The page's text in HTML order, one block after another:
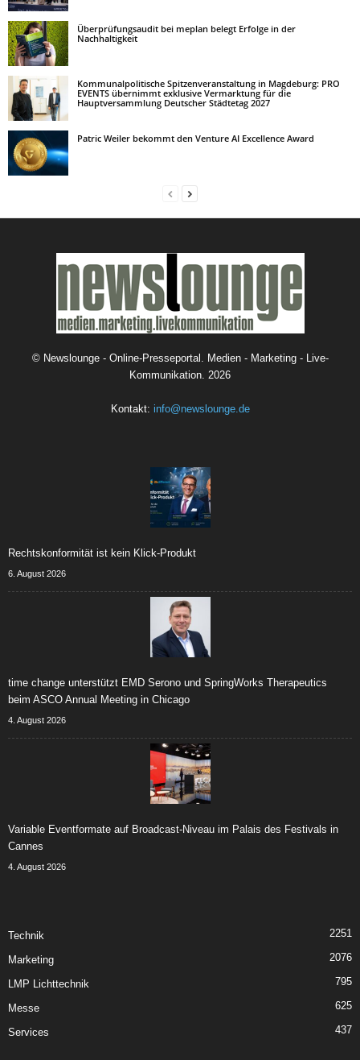
Überprüfungsaudit bei meplan belegt Erfolge in der
Nachhaltigkeit
Kommunalpolitische Spitzenveranstaltung in Magdeburg: PRO
EVENTS übernimmt exklusive Vermarktung für die
Hauptversammlung Deutscher Städtetag 2027
Patric Weiler bekommt den Venture AI Excellence Award
© Newslounge - Online-Presseportal. Medien - Marketing - Live-
Kommunikation. 2026
Kontakt: info@newslounge.de
Rechtskonformität ist kein Klick-Produkt
6. August 2026
time change unterstützt EMD Serono und SpringWorks Therapeutics
beim ASCO Annual Meeting in Chicago
4. August 2026
Variable Eventformate auf Broadcast-Niveau im Palais des Festivals in
Cannes
4. August 2026
Technik 2251
Marketing 2076
LMP Lichttechnik 795
Messe 625
Services 437